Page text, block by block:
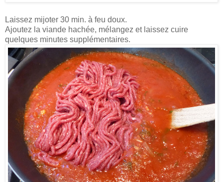
Laissez mijoter 30 min. à feu doux.
Ajoutez la viande hachée, mélangez et laissez cuire
quelques minutes supplémentaires.